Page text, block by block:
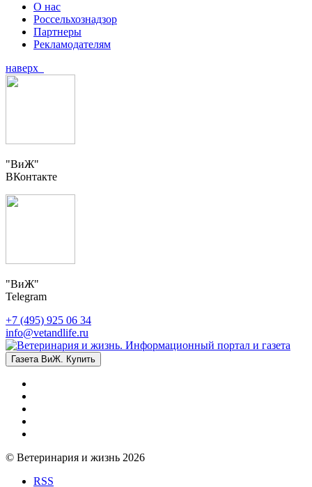
О нас
Россельхознадзор
Партнеры
Рекламодателям
наверх
"ВиЖ"
ВКонтакте
"ВиЖ"
Telegram
+7 (495) 925 06 34
info@vetandlife.ru
Газета ВиЖ. Купить
© Ветеринария и жизнь 2026
RSS